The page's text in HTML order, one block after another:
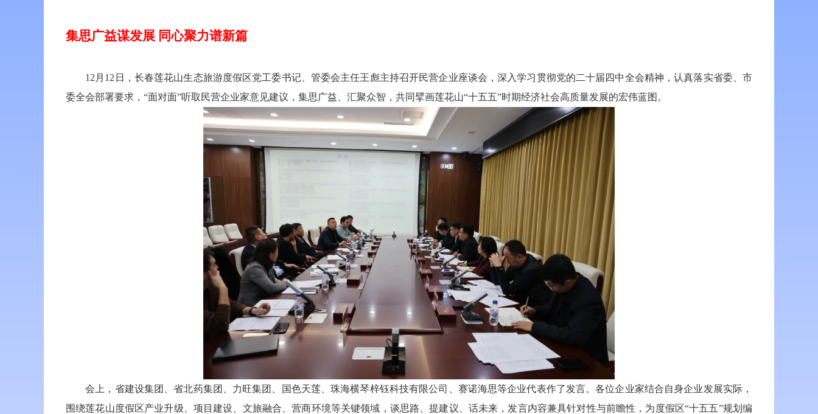
集思广益谋发展 同心聚力谱新篇
12月12日，长春莲花山生态旅游度假区党工委书记、管委会主任王彪主持召开民营企业座谈会，深入学习贯彻党的二十届四中全会精神，认真落实省委、市
委全会部署要求，“面对面”听取民营企业家意见建议，集思广益、汇聚众智，共同擘画莲花山“十五五”时期经济社会高质量发展的宏伟蓝图。
会上，省建设集团、省北药集团、力旺集团、国色天莲、珠海横琴梓钰科技有限公司、赛诺海思等企业代表作了发言。各位企业家结合自身企业发展实际，
围绕莲花山度假区产业升级、项目建设、文旅融合、营商环境等关键领域，谈思路、提建议、话未来，发言内容兼具针对性与前瞻性，为度假区“十五五”规划编